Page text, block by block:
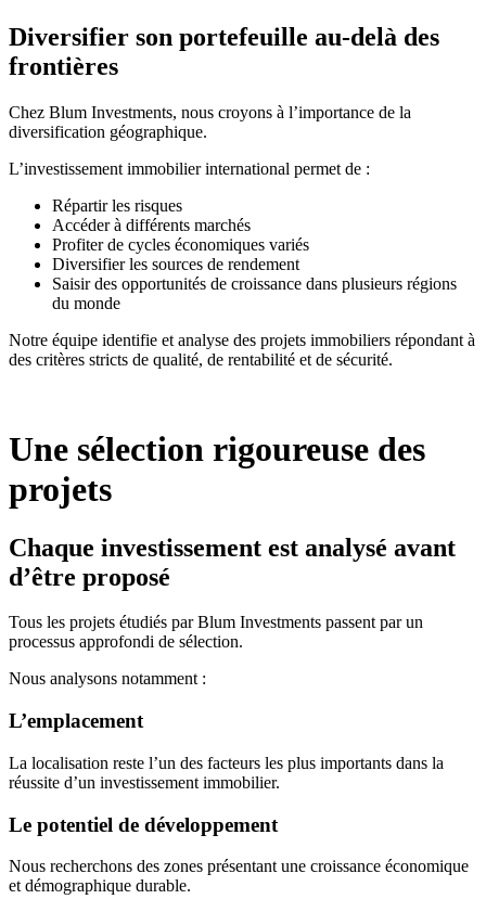
Diversifier son portefeuille au-delà des
frontières
Chez Blum Investments, nous croyons à l’importance de la
diversification géographique.
L’investissement immobilier international permet de :
Répartir les risques
Accéder à différents marchés
Profiter de cycles économiques variés
Diversifier les sources de rendement
Saisir des opportunités de croissance dans plusieurs régions
du monde
Notre équipe identifie et analyse des projets immobiliers répondant à
des critères stricts de qualité, de rentabilité et de sécurité.
Une sélection rigoureuse des
projets
Chaque investissement est analysé avant
d’être proposé
Tous les projets étudiés par Blum Investments passent par un
processus approfondi de sélection.
Nous analysons notamment :
L’emplacement
La localisation reste l’un des facteurs les plus importants dans la
réussite d’un investissement immobilier.
Le potentiel de développement
Nous recherchons des zones présentant une croissance économique
et démographique durable.